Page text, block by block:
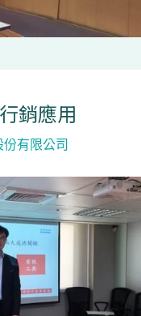
銷應用
有限公司